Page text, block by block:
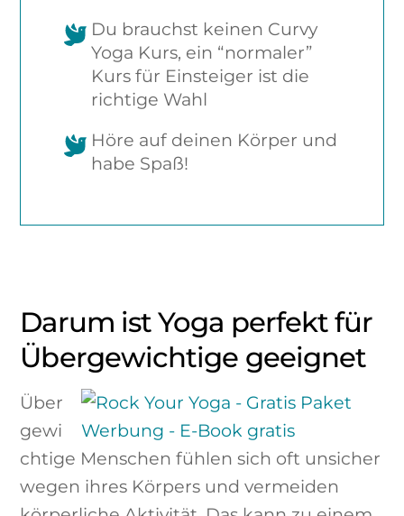
Du brauchst keinen Curvy
Yoga Kurs, ein “normaler”
Kurs für Einsteiger ist die
richtige Wahl
Höre auf deinen Körper und
habe Spaß!
Darum ist Yoga perfekt für
Übergewichtige geeignet
Über
gewi
chtige Menschen fühlen sich oft unsicher
wegen ihres Körpers und vermeiden